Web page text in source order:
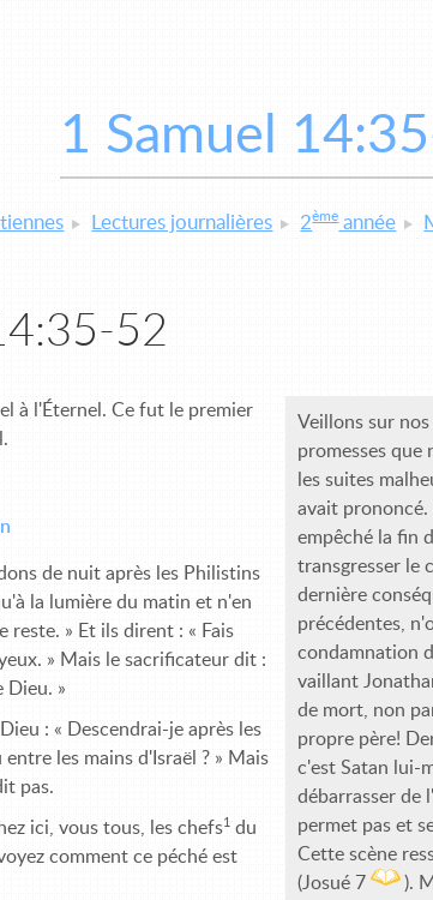
1 Samuel
Lectures journalières 2èmeannée
52
à l'Éternel. Ce fut le premier
de nuit après les Philistins
la lumière du matin et n'en
reste. » Et ils dirent : « Fais
» Mais le sacrificateur dit :
Dieu. »
: « Descendrai-je après les
les mains d'Israël ? » Mais
pas.
ici, vous tous, les chefs1
du
comment ce péché est
Veillons sur
promesses que
les suites
avait prononcé.
empêché la fin
transgresser le
dernière
précédentes,
condamnation
vaillant
de mort, non
propre père!
c'est Satan lui-
débarrasser de
permet pas et
Cette scène
(Josué 7
).